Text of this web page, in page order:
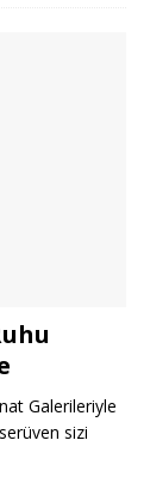
Galerileriyle
sizi